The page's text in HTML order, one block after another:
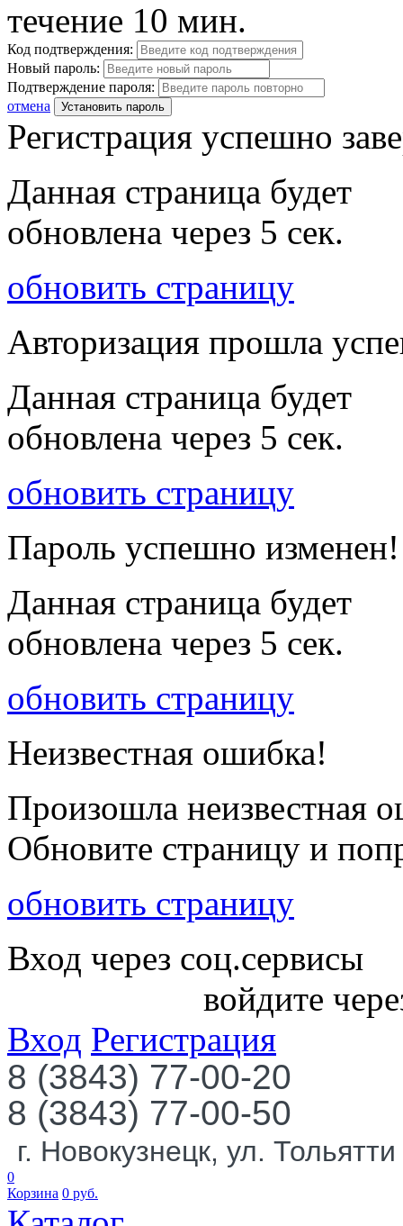
течение 10 мин.
Код подтверждения:
Новый пароль:
Подтверждение пароля:
отмена
Установить пароль
Регистрация успешно
Данная страница будет
обновлена через 5 сек.
обновить страницу
Авторизация прошла
Данная страница будет
обновлена через 5 сек.
обновить страницу
Пароль успешно изменен!
Данная страница будет
обновлена через 5 сек.
обновить страницу
Неизвестная ошибка!
Произошла неизвестная
Обновите страницу и
обновить страницу
Вход через соц.сервисы
войдите
Вход Регистрация
8 (3843) 77-00-20
8 (3843) 77-00-50
г. Новокузнецк, ул.
0
Корзина 0 руб.